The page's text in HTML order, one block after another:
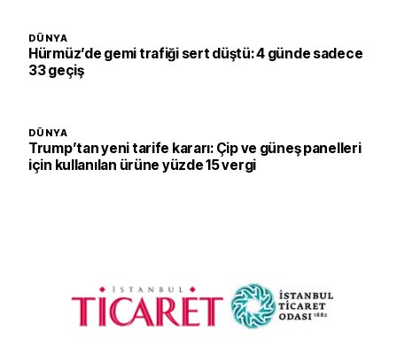
DÜNYA
Hürmüz’de gemi trafiği sert düştü: 4 günde sadece
33 geçiş
DÜNYA
Trump’tan yeni tarife kararı: Çip ve güneş panelleri
için kullanılan ürüne yüzde 15 vergi